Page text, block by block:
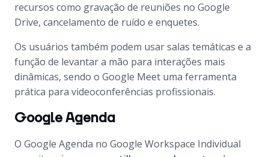
recursos como gravação de reuniões no Google
Drive, cancelamento de ruído e enquetes.
Os usuários também podem usar salas temáticas e a
função de levantar a mão para interações mais
dinâmicas, sendo o Google Meet uma ferramenta
prática para videoconferências profissionais.
Google Agenda
O Google Agenda no Google Workspace Individual